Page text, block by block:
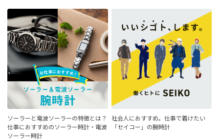
ソーラーと電波ソーラーの特徴とは？
仕事におすすめのソーラー時計・電波
ソーラー時計
社会人におすすめ。仕事で着けたい
「セイコー」の腕時計